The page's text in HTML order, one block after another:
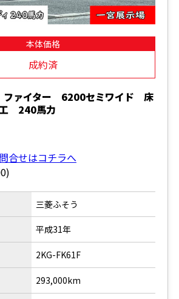
本体価格
成約済
ファイター 6200セミワイド 床
240馬力
合せはコチラへ
三菱ふそう
平成31年
2KG-FK61F
293,000km